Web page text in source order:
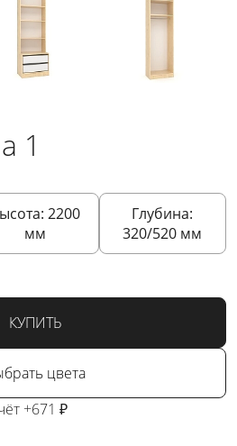
1
2200
мм
Глубина:
320/520 мм
КУПИТЬ
цвета
+671 ₽